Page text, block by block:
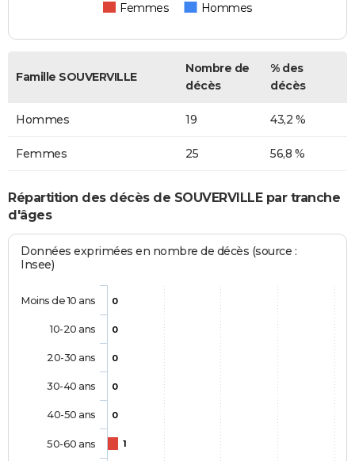
Femmes Hommes
Famille SOUVERVILLE
Nombre de
décès
% des
décès
Hommes 19 43,2 %
Femmes 25 56,8 %
Répartition des décès de SOUVERVILLE par tranche
d'âges
Données exprimées en nombre de décès (source :
Insee)
0
0
0
0
0
1
Moins de 10 ans
10-20 ans
20-30 ans
30-40 ans
40-50 ans
50-60 ans